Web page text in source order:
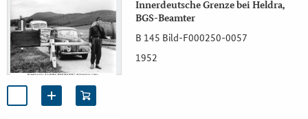
Innerdeutsche Grenze bei Heldra,
BGS-Beamter
B 145 Bild-F000250-0057
1952